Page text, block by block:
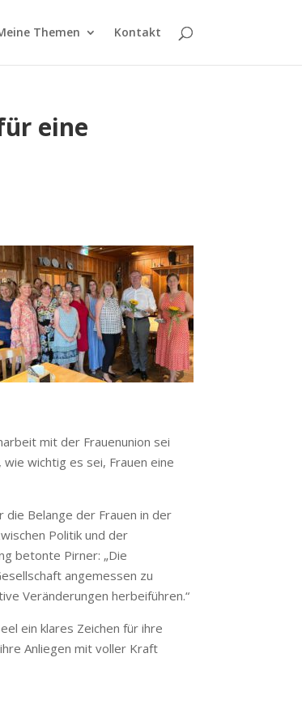
Themen Kontakt
eine
mit der Frauenunion sei
wichtig es sei, Frauen eine
Belange der Frauen in der
Politik und der
betonte Pirner: „Die
angemessen zu
Veränderungen herbeiführen.“
ein klares Zeichen für ihre
Anliegen mit voller Kraft